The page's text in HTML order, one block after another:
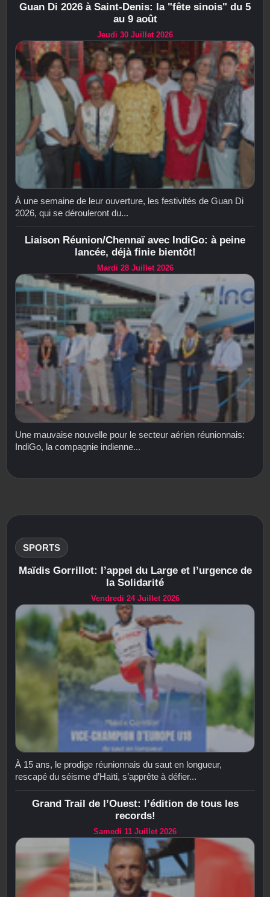
Guan Di 2026 à Saint-Denis: la "fête sinois" du 5
au 9 août
Jeudi 30 Juillet 2026
À une semaine de leur ouverture, les festivités de Guan Di
2026, qui se dérouleront du...
Liaison Réunion/Chennaï avec IndiGo: à peine
lancée, déjà finie bientôt!
Mardi 28 Juillet 2026
Une mauvaise nouvelle pour le secteur aérien réunionnais:
IndiGo, la compagnie indienne...
SPORTS
Maïdis Gorrillot: l’appel du Large et l’urgence de
la Solidarité
Vendredi 24 Juillet 2026
À 15 ans, le prodige réunionnais du saut en longueur,
rescapé du séisme d’Haïti, s’apprête à défier...
Grand Trail de l’Ouest: l’édition de tous les
records!
Samedi 11 Juillet 2026